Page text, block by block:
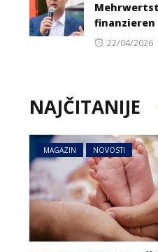
finanzieren
Posted
22/04/2026
NAJČITANIJE
MAGAZIN NOVOSTI